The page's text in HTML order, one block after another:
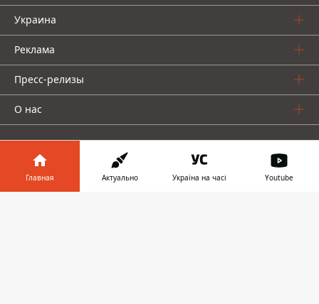
Украина
Реклама
Пресс-релизы
О нас
Главная Актуально Україна на часі Youtube